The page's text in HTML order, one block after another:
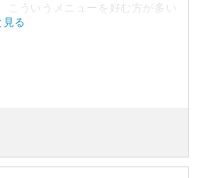
こういうメニューを好む方が多い
状態でした。
たお惣菜という味付けで、ボリ
るお料理でした。
見る